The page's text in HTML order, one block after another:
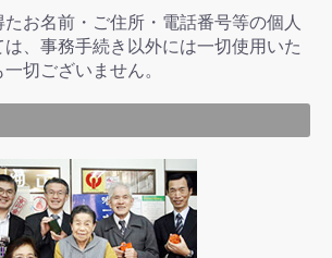
お名前・ご住所・電話番号等の個人
、事務手続き以外には一切使用いた
切ございません。